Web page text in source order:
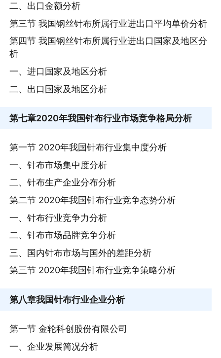
二、出口金额分析
第三节 我国钢丝针布所属行业进出口平均单价分析
第四节 我国钢丝针布所属行业进出口国家及地区分
析
一、进口国家及地区分析
二、出口国家及地区分析
第七章2020年我国针布行业市场竞争格局分析
第一节 2020年我国针布行业集中度分析
一、针布市场集中度分析
二、针布生产企业分布分析
第二节 2020年我国针布行业竞争态势分析
一、针布行业竞争力分析
二、针布市场品牌竞争分析
三、国内针布市场与国外的差距分析
第三节 2020年我国针布行业竞争策略分析
第八章我国针布行业企业分析
第一节 金轮科创股份有限公司
一、企业发展简况分析